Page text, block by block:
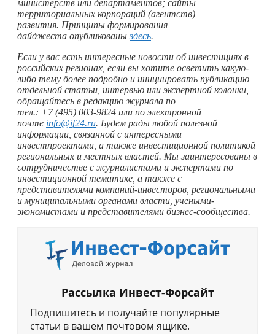
министерств или департаментов; сайты
территориальных корпораций (агентств)
развития. Принципы формирования
дайджеста опубликованы здесь.
Если у вас есть интересные новости об инвестициях в
российских регионах, если вы хотите осветить какую-
либо тему более подробно и инициировать публикацию
отдельной статьи, интервью или экспертной колонки,
обращайтесь в редакцию журнала по
тел.: +7 (495) 003‑9824 или по электронной
почте info@if24.ru. Будем рады любой полезной
информации, связанной с интересными
инвестпроектами, а также инвестиционной политикой
региональных и местных властей. Мы заинтересованы в
сотрудничестве с журналистами и экспертами по
инвестиционной тематике, а также с
представителями компаний-инвесторов, региональными
и муниципальными органами власти, учеными-
экономистами и представителями бизнес-сообщества.
Рассылка Инвест-Форсайт
Подпишитесь и получайте популярные
статьи в вашем почтовом ящике.